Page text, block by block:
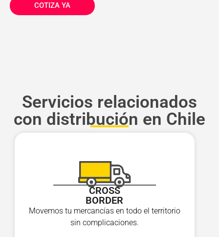
COTIZA YA
Servicios relacionados
con distribución en Chile
CROSS
BORDER
Movemos tu mercancías en todo el territorio
sin complicaciones.